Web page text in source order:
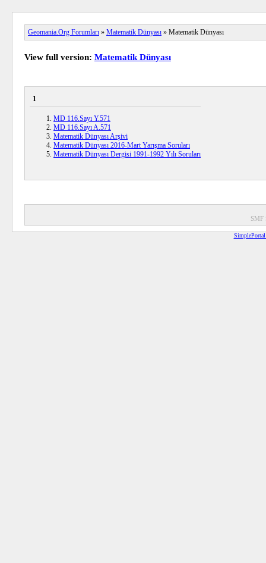
Geomania.Org Forumları » Matematik Dünyası » Matematik Dünyası
View full version: Matematik Dünyası
1
MD 116.Sayı Y.571
MD 116.Sayı A.571
Matematik Dünyası Arşivi
Matematik Dünyası 2016-Mart Yarışma Soruları
Matematik Dünyası Dergisi 1991-1992 Yılı Soruları
SMF